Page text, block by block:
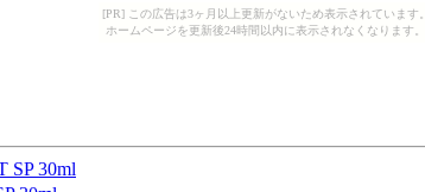
[PR] この広告は3ヶ月以上更新がないため表示されています。
ホームページを更新後24時間以内に表示されなくなります。